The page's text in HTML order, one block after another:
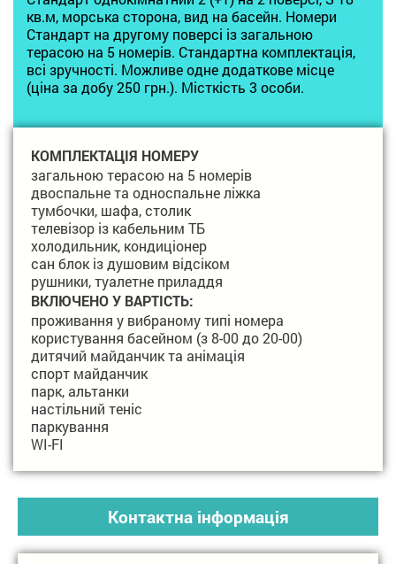
кв.м, морська сторона, вид на басейн. Номери
Стандарт на другому поверсі із загальною
терасою на 5 номерів. Стандартна комплектація,
всі зручності. Можливе одне додаткове місце
(ціна за добу 250 грн.). Місткість 3 особи.
КОМПЛЕКТАЦІЯ НОМЕРУ
загальною терасою на 5 номерів
двоспальне та односпальне ліжка
тумбочки, шафа, столик
телевізор із кабельним ТБ
холодильник, кондиціонер
сан блок із душовим відсіком
рушники, туалетне приладдя
ВКЛЮЧЕНО У ВАРТІСТЬ:
проживання у вибраному типі номера
користування басейном (з 8-00 до 20-00)
дитячий майданчик та анімація
спорт майданчик
парк, альтанки
настільний теніс
паркування
WI-FI
Контактна інформація